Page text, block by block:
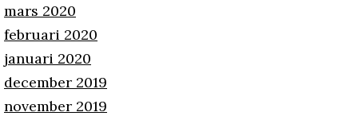
mars 2020
februari 2020
januari 2020
december 2019
november 2019